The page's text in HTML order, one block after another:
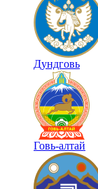
Дундговь
Говь-алтай